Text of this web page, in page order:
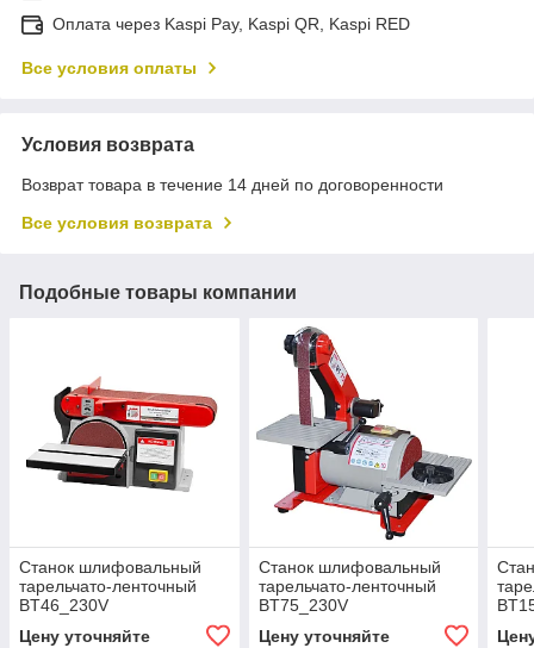
Оплата через Kaspi Pay, Kaspi QR, Kaspi RED
Все условия оплаты
Условия возврата
Возврат товара в течение 14 дней по договоренности
Все условия возврата
Подобные товары компании
Станок шлифовальный
тарельчато-ленточный
BT46_230V
Цену уточняйте
Станок шлифовальный
тарельчато-ленточный
BT75_230V
Цену уточняйте